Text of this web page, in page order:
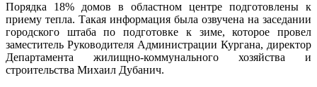
Порядка 18% домов в областном центре подготовлены к
приему тепла. Такая информация была озвучена на заседании
городского штаба по подготовке к зиме, которое провел
заместитель Руководителя Администрации Кургана, директор
Департамента жилищно-коммунального хозяйства и
строительства Михаил Дубанич.